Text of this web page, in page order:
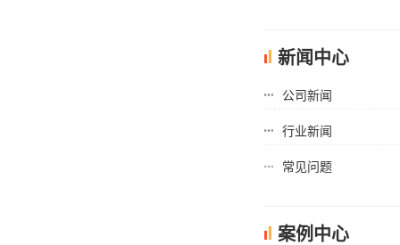
新闻中心
公司新闻
行业新闻
常见问题
案例中心